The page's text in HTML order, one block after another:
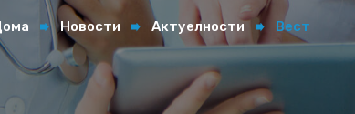
Новости Актуелности Вест